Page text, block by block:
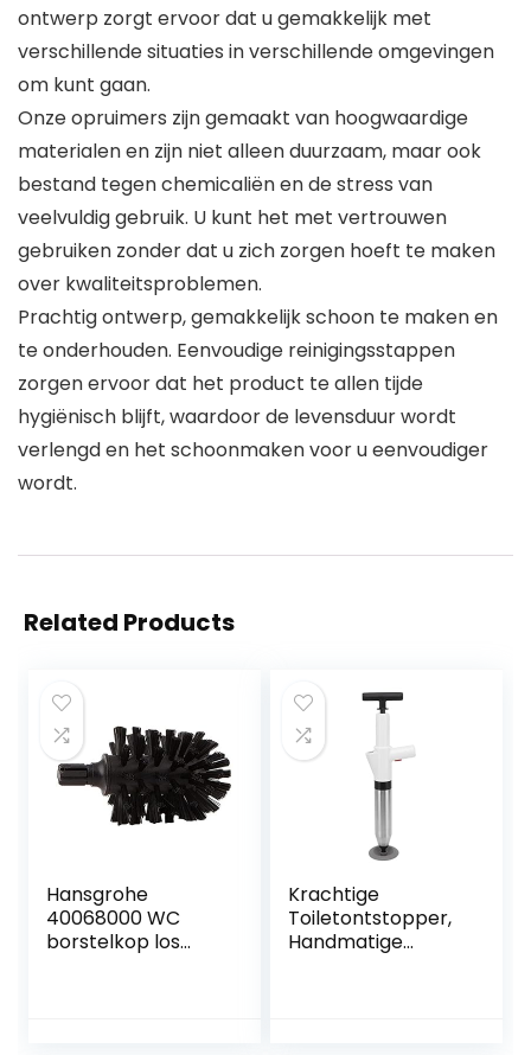
ontwerp zorgt ervoor dat u gemakkelijk met
verschillende situaties in verschillende omgevingen
om kunt gaan.
Onze opruimers zijn gemaakt van hoogwaardige
materialen en zijn niet alleen duurzaam, maar ook
bestand tegen chemicaliën en de stress van
veelvuldig gebruik. U kunt het met vertrouwen
gebruiken zonder dat u zich zorgen hoeft te maken
over kwaliteitsproblemen.
Prachtig ontwerp, gemakkelijk schoon te maken en
te onderhouden. Eenvoudige reinigingsstappen
zorgen ervoor dat het product te allen tijde
hygiënisch blijft, waardoor de levensduur wordt
verlengd en het schoonmaken voor u eenvoudiger
wordt.
Related Products
Hansgrohe
40068000 WC
borstelkop los
Krachtige
Toiletontstopper,
Handmatige